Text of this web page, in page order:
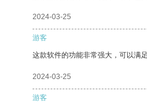
2024-03-25
游客
这款软件的功能非常强大，可以满
2024-03-25
游客